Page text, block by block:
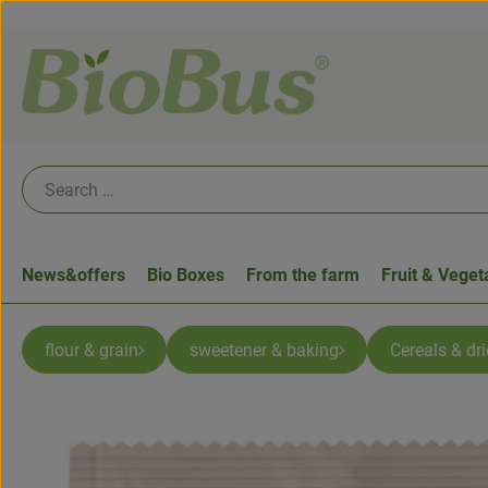
News&offers Bio Boxes From the farm Fruit &
flour & grain sweetener & baking Cereals &